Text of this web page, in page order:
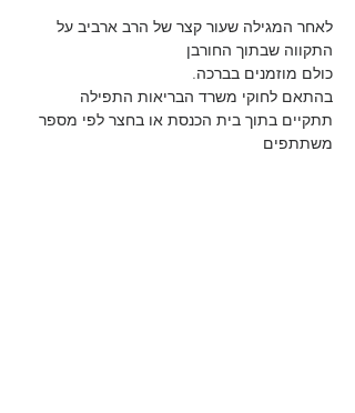
לאחר המגילה שעור קצר של הרב ארביב על
התקווה שבתוך החורבן
כולם מוזמנים בברכה.
בהתאם לחוקי משרד הבריאות התפילה
תתקיים בתוך בית הכנסת או בחצר לפי מספר
משתתפים